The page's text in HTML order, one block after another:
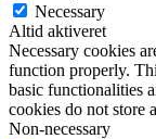
Necessary
Altid aktiveret
Necessary cookies
function properly.
basic functionalities
cookies do not store
Non-necessary